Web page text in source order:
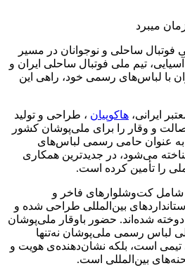
فوتبال ساحلی و نوجوانان در مسیر
تیم ملی فوتبال ساحلی ایران و
با لباس‌های رسمی خود، راهی این
ایرانی، هاکوپیان ، طراحی و تولید
و وقار را برای ملی‌پوشان کشور
به عنوان حامی رسمی لباس‌های
می‌شود، در جدیدترین همکاری
را تأمین کرده است.
کت‌وشلوارهای فاخر و
بین‌المللی طراحی شده و
شده‌اند. حضور باوقار ملی‌پوشان
لباس رسمی ملی‌پوشان نه‌تنها
تیمی است، بلکه نشان‌دهنده‌ی هویت و
بین‌المللی است.